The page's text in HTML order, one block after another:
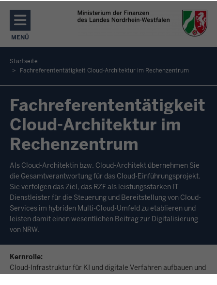
Direkt zum Inhalt
MENÜ
NAVIGATION AKTIVIEREN/DEAKTIVIEREN: MENÜ
Sie
befinden
sich
hier
Startseite
Fachreferententätigkeit Cloud-Architektur im Rechenzentrum
Fachreferententätigkeit
Cloud-Architektur im
Rechenzentrum
Als Cloud-Architektin bzw. Cloud-Architekt übernehmen Sie
die Gesamtverantwortung für das Cloud-Einführungsprojekt.
Sie verfolgen das Ziel, das RZF als leistungsstarken IT-
Dienstleister für die Steuerung und Bereitstellung von Cloud-
Services im hybriden Multi-Cloud-Umfeld zu etablieren und
leisten damit einen wesentlichen Beitrag zur Digitalisierung
von NRW.
Kernrolle:
Cloud-Infrastruktur für KI und digitale Verfahren aufbauen und